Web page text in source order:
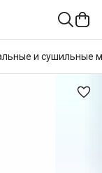
и сушильные